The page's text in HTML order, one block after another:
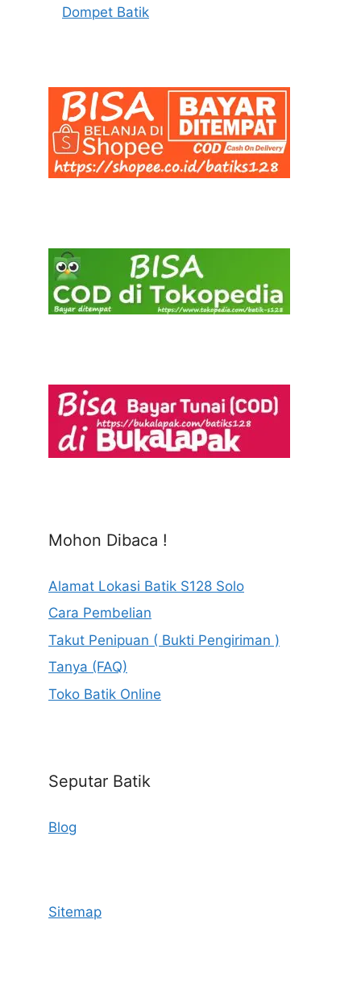
Dompet Batik
Mohon Dibaca !
Alamat Lokasi Batik S128 Solo
Cara Pembelian
Takut Penipuan ( Bukti Pengiriman )
Tanya (FAQ)
Toko Batik Online
Seputar Batik
Blog
Sitemap